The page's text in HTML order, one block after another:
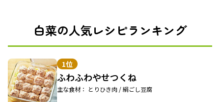
白菜の人気レシピランキング
1位
ふわふわやせつくね
主な食材： とりひき肉 / 絹ごし豆腐